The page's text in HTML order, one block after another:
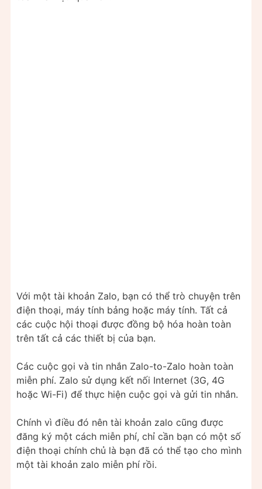
Với một tài khoản Zalo, bạn có thể trò chuyện trên
điện thoại, máy tính bảng hoặc máy tính. Tất cả
các cuộc hội thoại được đồng bộ hóa hoàn toàn
trên tất cả các thiết bị của bạn.
Các cuộc gọi và tin nhắn Zalo-to-Zalo hoàn toàn
miễn phí. Zalo sử dụng kết nối Internet (3G, 4G
hoặc Wi-Fi) để thực hiện cuộc gọi và gửi tin nhắn.
Chính vì điều đó nên tài khoản zalo cũng được
đăng ký một cách miễn phí, chỉ cần bạn có một số
điện thoại chính chủ là bạn đã có thể tạo cho mình
một tài khoản zalo miễn phí rồi.